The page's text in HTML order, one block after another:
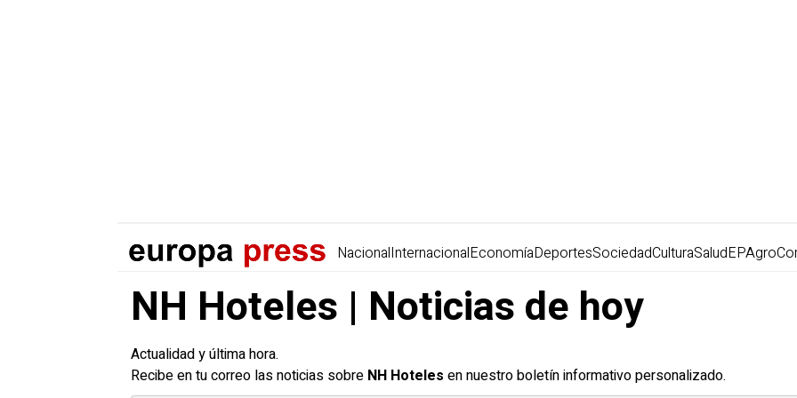
NacionalInternacionalEconomíaDeportesSociedadCulturaSaludEPAgro
NH Hoteles | Noticias de hoy
Actualidad y última hora.
Recibe en tu correo las noticias sobre NH Hoteles en nuestro boletín informativo personalizado.